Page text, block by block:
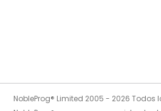
NobleProg® Limited 2005 - 2026 Todos